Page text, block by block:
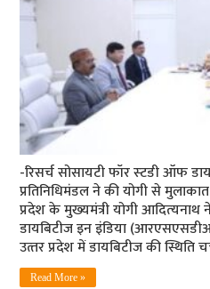
-रिसर्च सोसायटी फॉर स्‍टडी ऑफ
प्रतिनिधिमंडल ने की योगी से
प्रदेश के मुख्‍यमंत्री योगी
डायबिटीज इन इंडिया
उत्‍तर प्रदेश में डायबिटीज की स्थिति
Read More »